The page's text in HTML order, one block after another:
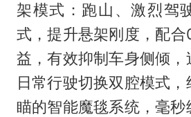
架模式：跑山、激烈驾
式，提升悬架刚度，配
益，有效抑制车身侧倾，
日常行驶切换双腔模式
瞄的智能魔毯系统，毫秒